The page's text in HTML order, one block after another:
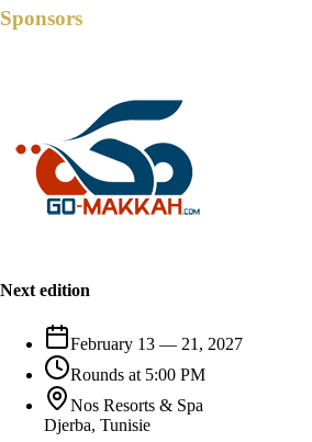
Sponsors
Next edition
February 13 — 21, 2027
Rounds at 5:00 PM
Nos Resorts & Spa
Djerba, Tunisie